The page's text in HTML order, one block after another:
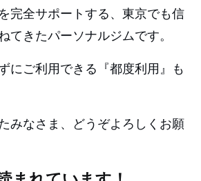
完全サポートする、東京でも信
てきたパーソナルジムです。
にご利用できる『都度利用』も
みなさま、どうぞよろしくお願